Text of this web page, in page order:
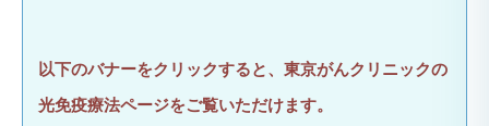
以下のバナーをクリックすると、東京がんクリニックの
光免疫療法ページをご覧いただけます。